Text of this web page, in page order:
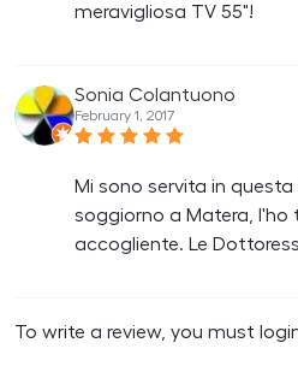
meravigliosa TV 55"!
Sonia Colantuono
February 1, 2017
Mi sono servita in
soggiorno a Matera, l'ho
accogliente. Le
To write a review, you must